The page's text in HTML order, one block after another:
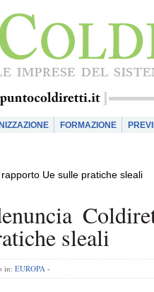
FORMAZIONE
Ue sulle pratiche sleali
sleali
in: EUROPA -